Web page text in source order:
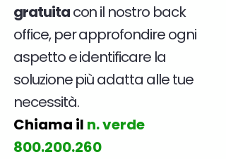
gratuitacon il nostro back
office, per approfondire ogni
aspetto e identificare la
soluzione più adatta alle tue
necessità.
Chiama il n. verde
800.200.260